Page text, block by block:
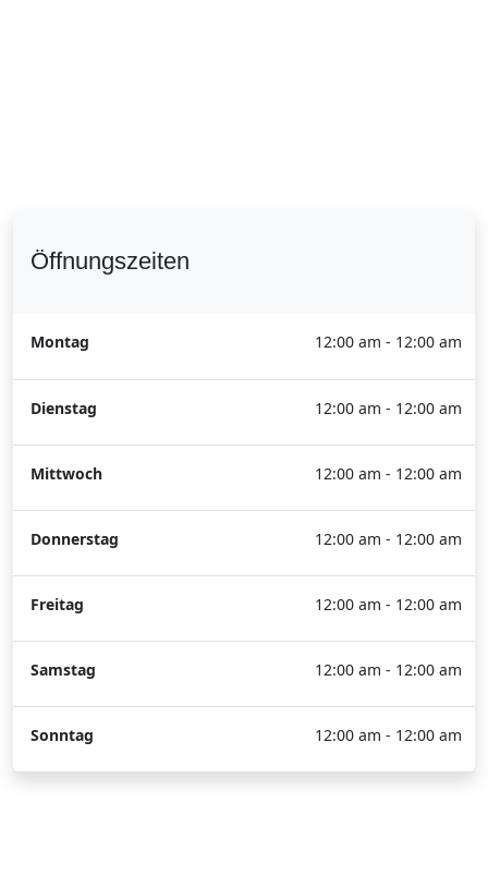
Öffnungszeiten
Montag 12:00 am - 12:00 am
Dienstag 12:00 am - 12:00 am
Mittwoch 12:00 am - 12:00 am
Donnerstag 12:00 am - 12:00 am
Freitag 12:00 am - 12:00 am
Samstag 12:00 am - 12:00 am
Sonntag 12:00 am - 12:00 am